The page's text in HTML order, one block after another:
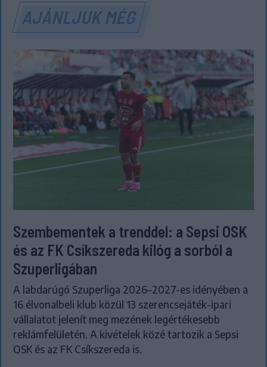
AJÁNLJUK MÉG
Szembementek a trenddel: a Sepsi OSK
és az FK Csíkszereda kilóg a sorból a
Szuperligában
A labdarúgó Szuperliga 2026–2027-es idényében a
16 élvonalbeli klub közül 13 szerencsejáték-ipari
vállalatot jelenít meg mezének legértékesebb
reklámfelületén. A kivételek közé tartozik a Sepsi
OSK és az FK Csíkszereda is.